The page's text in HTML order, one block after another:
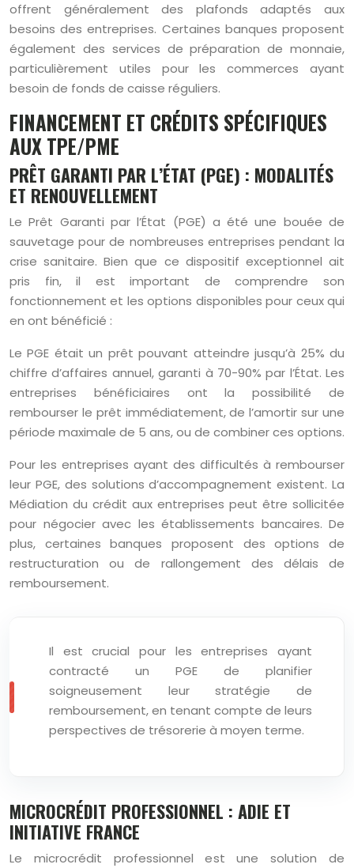
offrent généralement des plafonds adaptés aux
besoins des entreprises. Certaines banques proposent
également des services de préparation de monnaie,
particulièrement utiles pour les commerces ayant
besoin de fonds de caisse réguliers.
FINANCEMENT ET CRÉDITS SPÉCIFIQUES
AUX TPE/PME
PRÊT GARANTI PAR L’ÉTAT (PGE) : MODALITÉS
ET RENOUVELLEMENT
Le Prêt Garanti par l’État (PGE) a été une bouée de
sauvetage pour de nombreuses entreprises pendant la
crise sanitaire. Bien que ce dispositif exceptionnel ait
pris fin, il est important de comprendre son
fonctionnement et les options disponibles pour ceux qui
en ont bénéficié :
Le PGE était un prêt pouvant atteindre jusqu’à 25% du
chiffre d’affaires annuel, garanti à 70-90% par l’État. Les
entreprises bénéficiaires ont la possibilité de
rembourser le prêt immédiatement, de l’amortir sur une
période maximale de 5 ans, ou de combiner ces options.
Pour les entreprises ayant des difficultés à rembourser
leur PGE, des solutions d’accompagnement existent. La
Médiation du crédit aux entreprises peut être sollicitée
pour négocier avec les établissements bancaires. De
plus, certaines banques proposent des options de
restructuration ou de rallongement des délais de
remboursement.
Il est crucial pour les entreprises ayant
contracté un PGE de planifier
soigneusement leur stratégie de
remboursement, en tenant compte de leurs
perspectives de trésorerie à moyen terme.
MICROCRÉDIT PROFESSIONNEL : ADIE ET
INITIATIVE FRANCE
Le microcrédit professionnel est une solution de